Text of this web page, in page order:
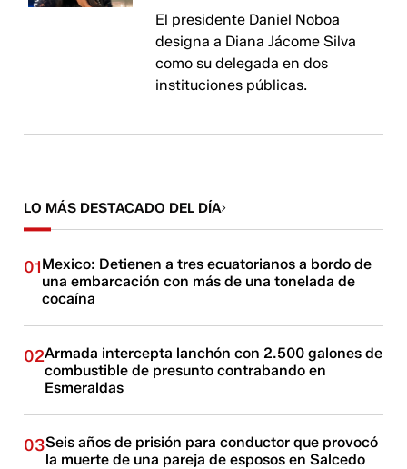
El presidente Daniel Noboa
designa a Diana Jácome Silva
como su delegada en dos
instituciones públicas.
LO MÁS DESTACADO DEL DÍA
01Mexico: Detienen a tres ecuatorianos a bordo de
una embarcación con más de una tonelada de
cocaína
02Armada intercepta lanchón con 2.500 galones de
combustible de presunto contrabando en
Esmeraldas
03Seis años de prisión para conductor que provocó
la muerte de una pareja de esposos en Salcedo